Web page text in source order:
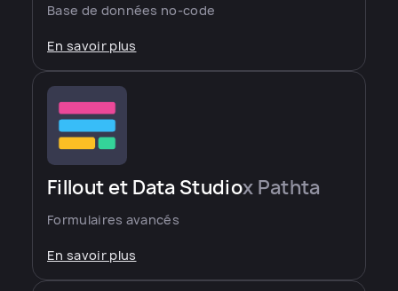
Base de données no-code
En savoir plus
Fillout et Data Studiox Pathta
Formulaires avancés
En savoir plus